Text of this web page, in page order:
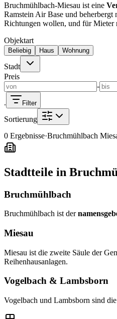
Kaiserslautern
Häuser KL
Immobilienmakler vor Ort
Kaiserslautern
Bruchmühlbach-Miesau ist eine
Ramstein Air Base und beherbergt
Richtungen wollen, und für Mieter
Objektart
Beliebig Haus Wohnung
Stadt
Preis
-
.
Filter
Sortierung
0 Ergebnisse·Bruchmühlbach
Stadtteile in
Bruchmühlbach
Bruchmühlbach ist der
Miesau
Miesau ist die zweite Säule der
Reihenhausanlagen.
Vogelbach & Lambsborn
Vogelbach und Lambsborn sind die